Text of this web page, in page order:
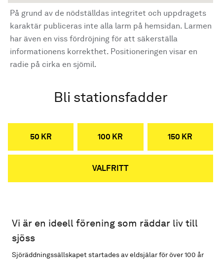
På grund av de nödställdas integritet och uppdragets
karaktär publiceras inte alla larm på hemsidan. Larmen
har även en viss fördröjning för att säkerställa
informationens korrekthet. Positioneringen visar en
radie på cirka en sjömil.
Bli stationsfadder
50 KR 100 KR 150 KR
VALFRITT
Vi är en ideell förening som räddar liv till
sjöss
Sjöräddningssällskapet startades av eldsjälar för över 100 år